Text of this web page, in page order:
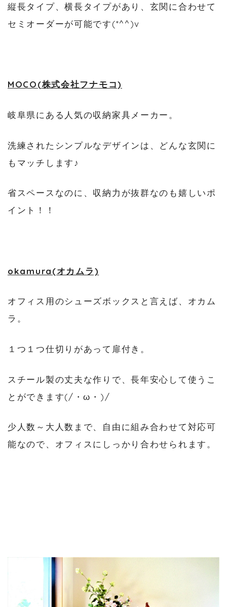
縦長タイプ、横長タイプがあり、玄関に合わせて
セミオーダーが可能です(*^^)v
MOCO(株式会社フナモコ)
岐阜県にある人気の収納家具メーカー。
洗練されたシンプルなデザインは、どんな玄関に
もマッチします♪
省スペースなのに、収納力が抜群なのも嬉しいポ
イント！！
okamura(オカムラ)
オフィス用のシューズボックスと言えば、オカム
ラ。
１つ１つ仕切りがあって扉付き。
スチール製の丈夫な作りで、長年安心して使うこ
とができます(/・ω・)/
少人数～大人数まで、自由に組み合わせて対応可
能なので、オフィスにしっかり合わせられます。